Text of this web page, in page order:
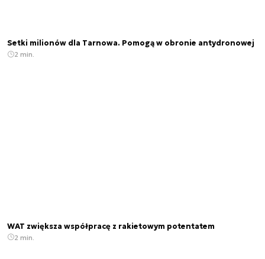
Setki milionów dla Tarnowa. Pomogą w obronie antydronowej
2 min.
WAT zwiększa współpracę z rakietowym potentatem
2 min.